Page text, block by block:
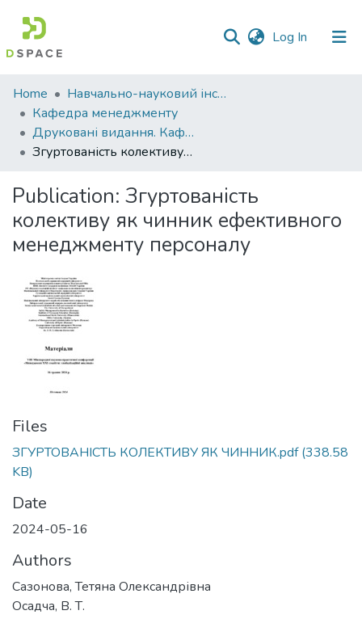
Log In (current)
Communities
&
Collections
All of DSpace
Statistics
Home
Навчально-науковий інститут економіки, управління, права та інформаційних технологій
Кафедра менеджменту
Друковані видання. Кафедра менеджменту ім. І.А. Маркіної
Згуртованість колективу як чинник ефективного менеджменту персоналу
Publication: Згуртованість
колективу як чинник ефективного
менеджменту персоналу
Files
ЗГУРТОВАНІСТЬ КОЛЕКТИВУ ЯК ЧИННИК.pdf(338.58
KB)
Date
2024-05-16
Authors
Сазонова, Тетяна Олександрівна
Осадча, В. Т.